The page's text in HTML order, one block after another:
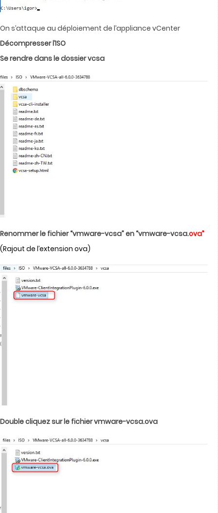
On s’attaque au déploiement de l’appliance vCenter
Décompresser l’ISO
Se rendre dans le dossier vcsa
Renommer le fichier “vmware-vcsa” en “vmware-vcsa.ova”
(Rajout de l’extension ova)
Double cliquez sur le fichier vmware-vcsa.ova